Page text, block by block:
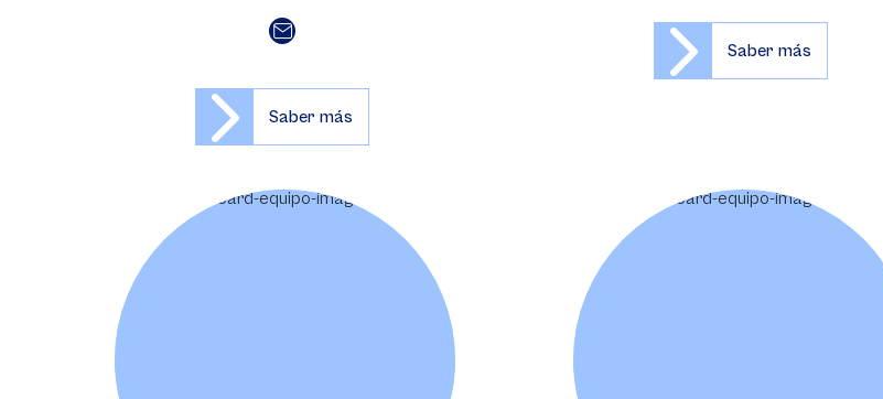
Saber más
Saber más